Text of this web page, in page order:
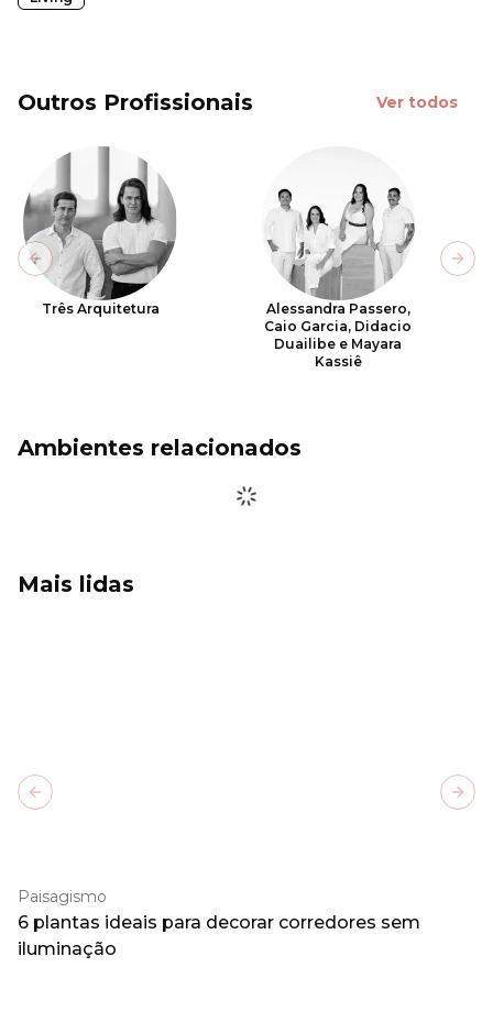
Outros Profissionais Ver todos
Três Arquitetura
Alessandra Passero,
Caio Garcia, Didacio
Duailibe e Mayara
Kassiê
Previous slide
Ambientes relacionados
Mais lidas
Paisagismo
6 plantas ideais para decorar corredores sem
iluminação
Previous slide